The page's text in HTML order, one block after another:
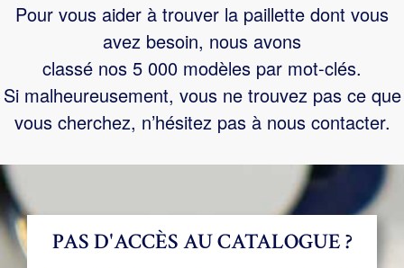
Pour vous aider à trouver la paillette dont vous
avez besoin, nous avons
classé nos 5 000 modèles par mot-clés.
Si malheureusement, vous ne trouvez pas ce que
vous cherchez, n’hésitez pas à nous contacter.
PAS D'ACCÈS AU CATALOGUE ?